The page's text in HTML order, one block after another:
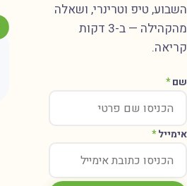
טיפ וטרינרי, ושאלה
מהקהילה — ב-3 דקות
*
*